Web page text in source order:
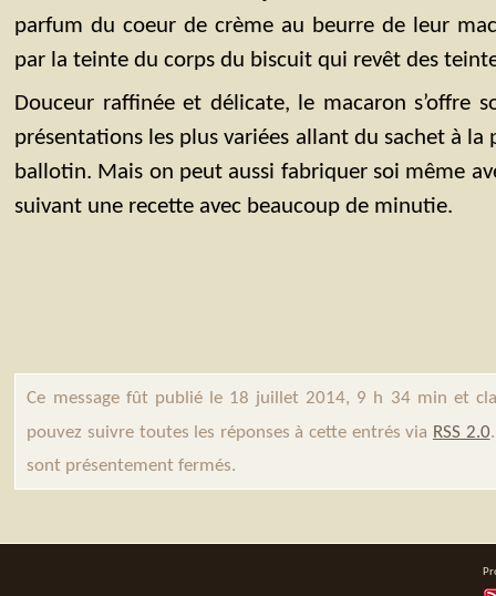
parfum du coeur de crème au beurre de leur
par la teinte du corps du biscuit qui revêt des
Douceur raffinée et délicate, le macaron s’offre
présentations les plus variées allant du sachet à la
ballotin. Mais on peut aussi fabriquer soi même
suivant une recette avec beaucoup de minutie.
Ce message fût publié le 18 juillet 2014, 9 h 34 min et
pouvez suivre toutes les réponses à cette entrés via RSS 2.0
sont présentement fermés.